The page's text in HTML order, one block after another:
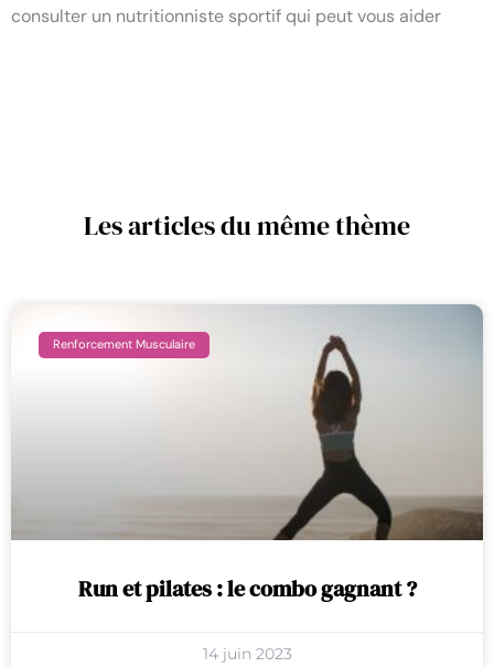
consulter un nutritionniste sportif qui peut vous aider
Les articles du même thème
Renforcement Musculaire
Run et pilates : le combo gagnant ?
14 juin 2023